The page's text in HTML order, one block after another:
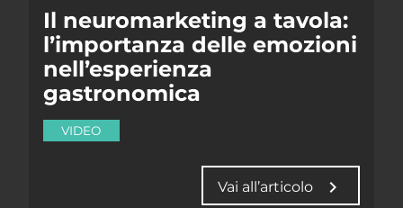
Il neuromarketing a tavola:
l’importanza delle emozioni
nell’esperienza
gastronomica
VIDEO
Vai all’articolo chevron_right